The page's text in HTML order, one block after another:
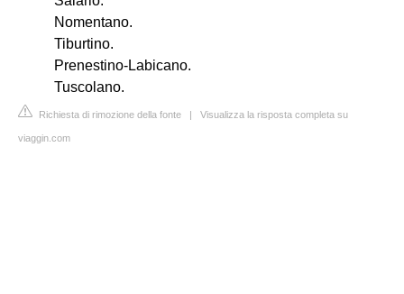
Nomentano.
Tiburtino.
Prenestino-Labicano.
Tuscolano.
Richiesta di rimozione della fonte | Visualizza la risposta completa su
viaggin.com